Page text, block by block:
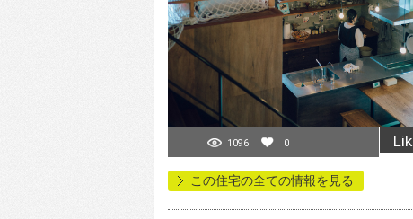
1096 0
この住宅の全ての情報を見る